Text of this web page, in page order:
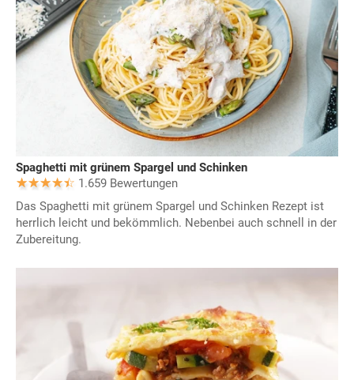
Spaghetti mit grünem Spargel und Schinken
1.659 Bewertungen
Das Spaghetti mit grünem Spargel und Schinken Rezept ist
herrlich leicht und bekömmlich. Nebenbei auch schnell in der
Zubereitung.